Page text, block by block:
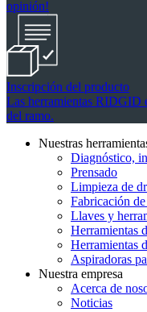
opinión!
Inscripción del producto
Las herramientas RIDGID
del ramo.
Nuestras
Diagnóstico,
Prensado
Limpieza de
Fabricación
Llaves y
Herramientas
Herramientas
Aspiradoras
Nuestra empresa
Acerca de
Noticias